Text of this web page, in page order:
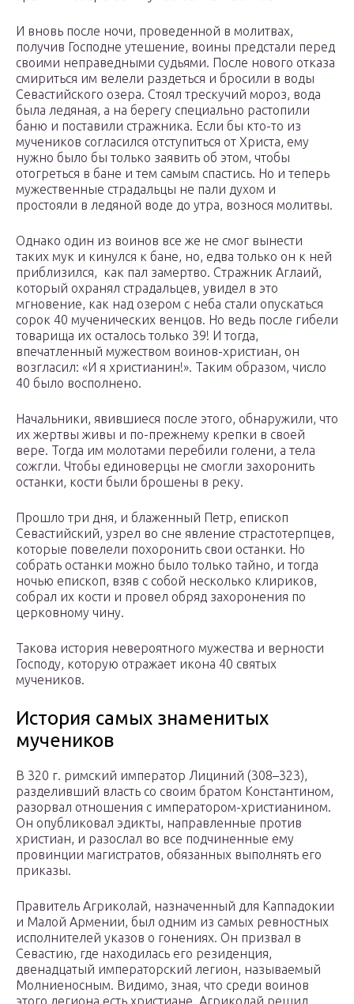
И вновь после ночи, проведенной в молитвах,
получив Господне утешение, воины предстали перед
своими неправедными судьями. После нового отказа
смириться им велели раздеться и бросили в воды
Севастийского озера. Стоял трескучий мороз, вода
была ледяная, а на берегу специально растопили
баню и поставили стражника. Если бы кто-то из
мучеников согласился отступиться от Христа, ему
нужно было бы только заявить об этом, чтобы
отогреться в бане и тем самым спастись. Но и теперь
мужественные страдальцы не пали духом и
простояли в ледяной воде до утра, вознося молитвы.
Однако один из воинов все же не смог вынести
таких мук и кинулся к бане, но, едва только он к ней
приблизился, как пал замертво. Стражник Аглаий,
который охранял страдальцев, увидел в это
мгновение, как над озером с неба стали опускаться
сорок 40 мученических венцов. Но ведь после гибели
товарища их осталось только 39! И тогда,
впечатленный мужеством воинов-христиан, он
возгласил: «И я христианин!». Таким образом, число
40 было восполнено.
Начальники, явившиеся после этого, обнаружили, что
их жертвы живы и по-прежнему крепки в своей
вере. Тогда им молотами перебили голени, а тела
сожгли. Чтобы единоверцы не смогли захоронить
останки, кости были брошены в реку.
Прошло три дня, и блаженный Петр, епископ
Севастийский, узрел во сне явление страстотерпцев,
которые повелели похоронить свои останки. Но
собрать останки можно было только тайно, и тогда
ночью епископ, взяв с собой несколько клириков,
собрал их кости и провел обряд захоронения по
церковному чину.
Такова история невероятного мужества и верности
Господу, которую отражает икона 40 святых
мучеников.
История самых знаменитых
мучеников
В 320 г. римский император Лициний (308–323),
разделивший власть со своим братом Константином,
разорвал отношения с императором-христианином.
Он опубликовал эдикты, направленные против
христиан, и разослал во все подчиненные ему
провинции магистратов, обязанных выполнять его
приказы.
Правитель Агриколай, назначенный для Каппадокии
и Малой Армении, был одним из самых ревностных
исполнителей указов о гонениях. Он призвал в
Севастию, где нахо­дилась его резиденция,
двенадцатый императорский легион, называемый
Молниеносным. Видимо, зная, что среди воинов
этого легиона есть христиане, Агриколай решил